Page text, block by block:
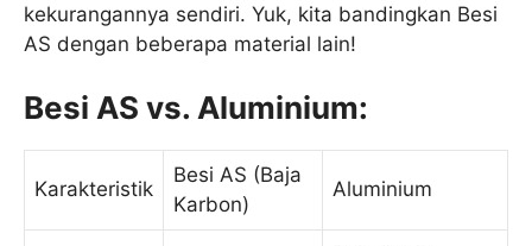
kekurangannya sendiri. Yuk, kita bandingkan Besi
AS dengan beberapa material lain!
Besi AS vs. Aluminium:
Karakteristik
Besi AS (Baja
Karbon)
Aluminium